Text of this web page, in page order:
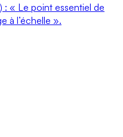
: « Le point essentiel de
à l’échelle ».